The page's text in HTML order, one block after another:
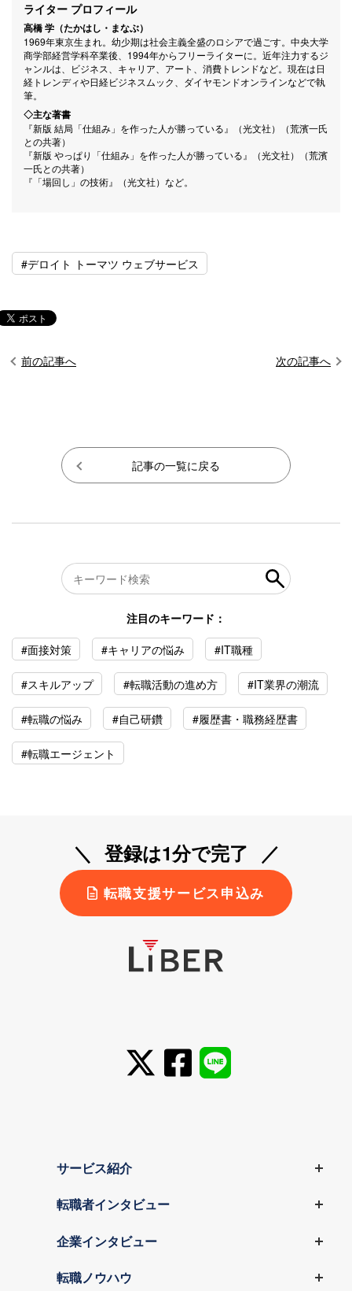
ライター プロフィール
高橋 学（たかはし・まなぶ）
1969年東京生まれ。幼少期は社会主義全盛のロシアで過ごす。中央大学
商学部経営学科卒業後、1994年からフリーライターに。近年注力するジ
ャンルは、ビジネス、キャリア、アート、消費トレンドなど。現在は日
経トレンディや日経ビジネスムック、ダイヤモンドオンラインなどで執
筆。
◇主な著書
『新版 結局「仕組み」を作った人が勝っている』（光文社）（荒濱一氏
との共著）
『新版 やっぱり「仕組み」を作った人が勝っている』（光文社）（荒濱
一氏との共著）
『「場回し」の技術』（光文社）など。
#デロイト トーマツ ウェブサービス
前の記事へ 次の記事へ
記事の一覧に戻る
注目のキーワード：
#面接対策
#キャリアの悩み #IT職種
#スキルアップ #転職活動の進め方 #IT業界の潮流
#転職の悩み #自己研鑽 #履歴書・職務経歴書
#転職エージェント
登録は1分で完了
転職支援サービス申込み
サービス紹介
転職者インタビュー
企業インタビュー
転職ノウハウ